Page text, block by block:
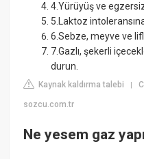
4.Yürüyüş ve egzersiz
5.Laktoz
6.Sebze, meyve ve lifli
7.Gazlı, şekerli
durun.
Kaynak kaldırma talebi |
sozcu.com.tr
Ne yesem gaz